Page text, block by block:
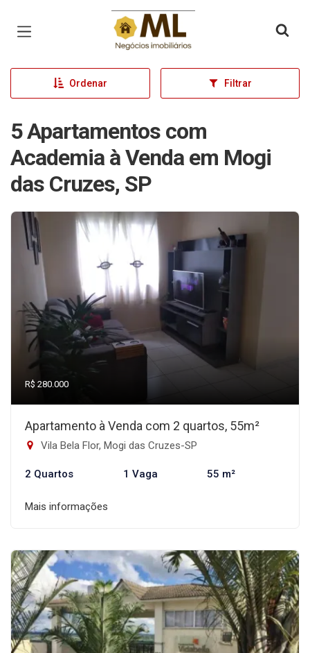
Página inicial
Ordenar Filtrar
5 Apartamentos com
Academia à Venda em Mogi
das Cruzes, SP
R$ 280.000
Apartamento à Venda com 2 quartos, 55m²
Vila Bela Flor, Mogi das Cruzes-SP
2 Quartos 1 Vaga 55 m²
Mais informações